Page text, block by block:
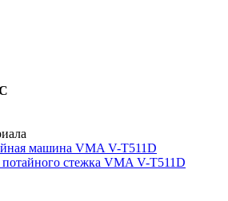
стежка VMA V-T511D